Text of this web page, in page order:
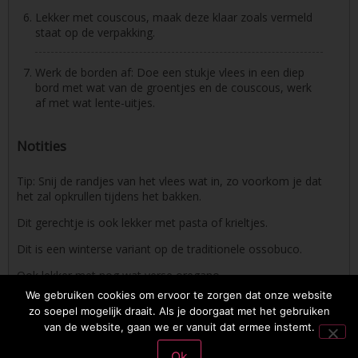
Lekker met couscous, maak deze klaar zoals vermeld
staat op de verpakking.
Werk de borden af: Doe een stukje vlees in een diep
bord met wat van de groentjes en de couscous, werk
af met wat lente-uitjes.
Notities
Tip: Snij de randjes van het vlees wat in, zo voorkom je dat
het zal opkrullen tijdens het bakken.
Dit gerechtje is ook lekker met pasta of krieltjes.
Dit is een winterse variant op de traditionele ossobuco.
Ook lekker met nog wat verse oregano.
2026 © Osmosoftware | mail: entrecasteaux83@gmail.com | phone: +32
495 809323Privacybeleid
We gebruiken cookies om ervoor te zorgen dat onze website
zo soepel mogelijk draait. Als je doorgaat met het gebruiken
van de website, gaan we er vanuit dat ermee instemt.